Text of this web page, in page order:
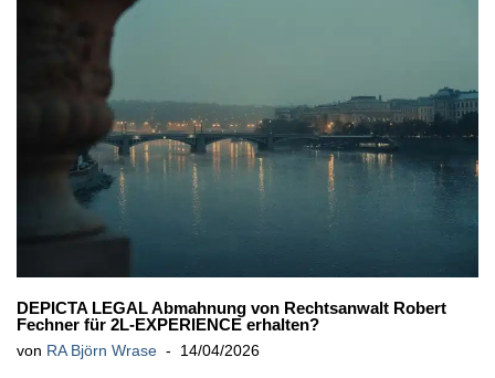
DEPICTA LEGAL Abmahnung von Rechtsanwalt Robert
Fechner für 2L-EXPERIENCE erhalten?
von RA Björn Wrase 14/04/2026